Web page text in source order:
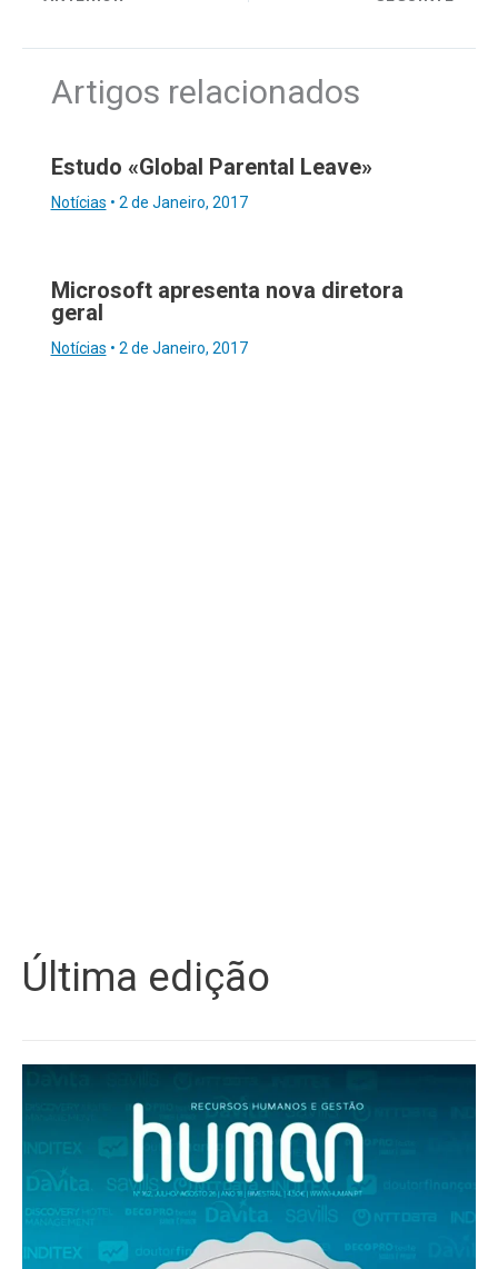
Artigos relacionados
Estudo «Global Parental Leave»
Notícias • 2 de Janeiro, 2017
Microsoft apresenta nova diretora
geral
Notícias • 2 de Janeiro, 2017
Última edição